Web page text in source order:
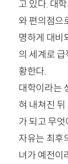
고 있다. 대
와 편의점으
명하게 대비
의 세계로
황한다.
대학이라는
혀 내쳐진 뒤
가 되고 무
자유는 최후
녀가 예전이